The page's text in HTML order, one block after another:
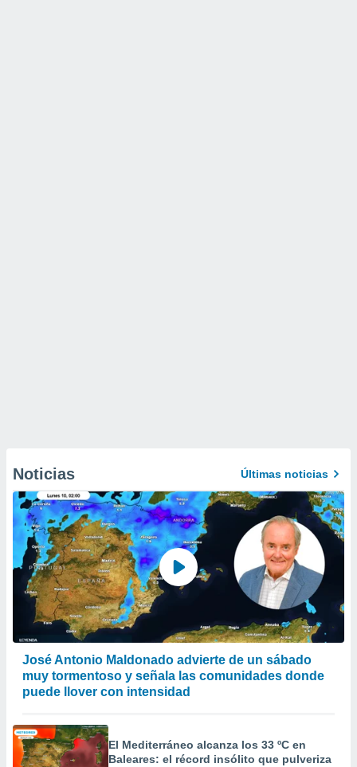
Noticias Últimas noticias
José Antonio Maldonado advierte de un sábado
muy tormentoso y señala las comunidades donde
puede llover con intensidad
El Mediterráneo alcanza los 33 ºC en
Baleares: el récord insólito que pulveriza